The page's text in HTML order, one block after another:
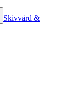
Skivvård &